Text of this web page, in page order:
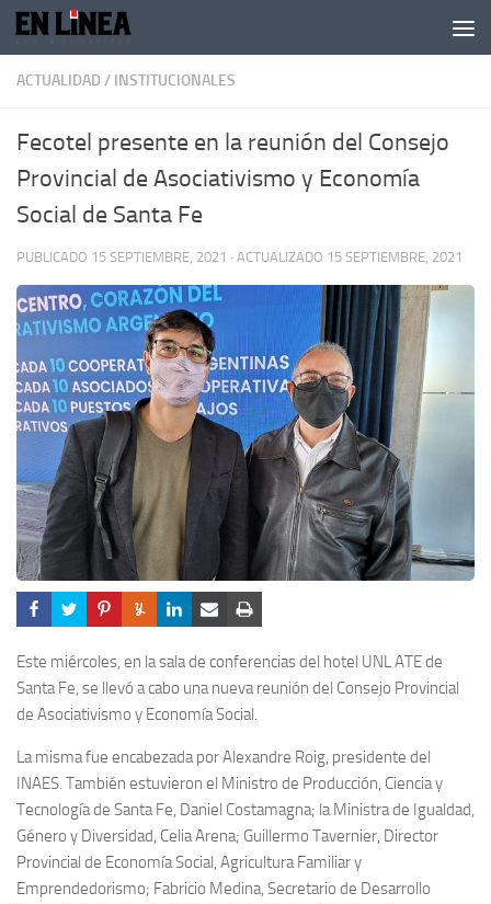
Skip to content
ACTUALIDAD / INSTITUCIONALES
Fecotel presente en la reunión del Consejo
Provincial de Asociativismo y Economía
Social de Santa Fe
PUBLICADO 15 SEPTIEMBRE, 2021 · ACTUALIZADO 15 SEPTIEMBRE, 2021
Este miércoles, en la sala de conferencias del hotel UNL ATE de
Santa Fe, se llevó a cabo una nueva reunión del Consejo Provincial
de Asociativismo y Economía Social.
La misma fue encabezada por Alexandre Roig, presidente del
INAES. También estuvieron el Ministro de Producción, Ciencia y
Tecnología de Santa Fe, Daniel Costamagna; la Ministra de Igualdad,
Género y Diversidad, Celia Arena; Guillermo Tavernier, Director
Provincial de Economía Social, Agricultura Familiar y
Emprendedorismo; Fabricio Medina, Secretario de Desarrollo